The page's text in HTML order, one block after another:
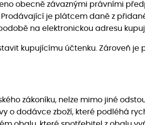
obecně závaznými právními
je plátcem daně z
na elektronickou adresu
kupujícímu účtenku. Zároveň
zákoníku, nelze mimo jiné
o dodávce zboží, které podléhá